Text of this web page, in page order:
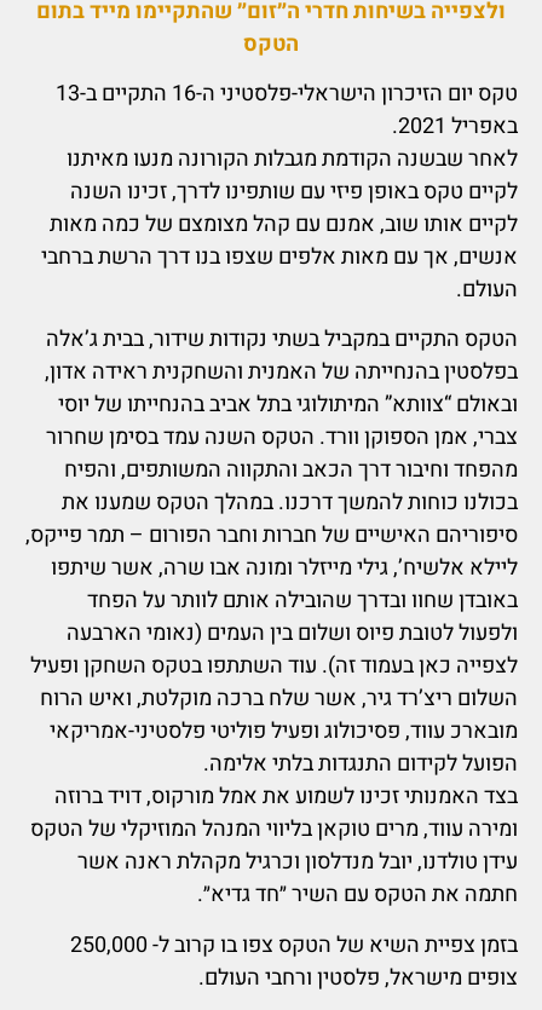
ולצפייה בשיחות חדרי ה״זום״ שהתקיימו מייד בתום
הטקס
טקס יום הזיכרון הישראלי-פלסטיני ה-16 התקיים ב-13
באפריל 2021.
לאחר שבשנה הקודמת מגבלות הקורונה מנעו מאיתנו
לקיים טקס באופן פיזי עם שותפינו לדרך, זכינו השנה
לקיים אותו שוב, אמנם עם קהל מצומצם של כמה מאות
אנשים, אך עם מאות אלפים שצפו בנו דרך הרשת ברחבי
העולם.
הטקס התקיים במקביל בשתי נקודות שידור, בבית ג’אלה
בפלסטין בהנחייתה של האמנית והשחקנית ראידה אדון,
ובאולם “צוותא” המיתולוגי בתל אביב בהנחייתו של יוסי
צברי, אמן הספוקן וורד. הטקס השנה עמד בסימן שחרור
מהפחד וחיבור דרך הכאב והתקווה המשותפים, והפיח
בכולנו כוחות להמשך דרכנו. במהלך הטקס שמענו את
סיפוריהם האישיים של חברות וחבר הפורום – תמר פייקס,
ליילא אלשיח’, גילי מייזלר ומונה אבו שרה, אשר שיתפו
באובדן שחוו ובדרך שהובילה אותם לוותר על הפחד
ולפעול לטובת פיוס ושלום בין העמים (נאומי הארבעה
לצפייה כאן בעמוד זה). עוד השתתפו בטקס השחקן ופעיל
השלום ריצ’רד גיר, אשר שלח ברכה מוקלטת, ואיש הרוח
מובארכ עווד, פסיכולוג ופעיל פוליטי פלסטיני-אמריקאי
הפועל לקידום התנגדות בלתי אלימה.
בצד האמנותי זכינו לשמוע את אמל מורקוס, דויד ברוזה
ומירה עווד, מרים טוקאן בליווי המנהל המוזיקלי של הטקס
עידן טולדנו, יובל מנדלסון וכרגיל מקהלת ראנה אשר
חתמה את הטקס עם השיר ״חד גדיא״.
בזמן צפיית השיא של הטקס צפו בו קרוב ל- 250,000
צופים מישראל, פלסטין ורחבי העולם.